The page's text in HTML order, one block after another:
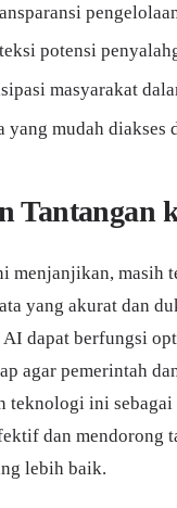
potensi
masyarakat
yang mudah diakses
Tantangan
menjanjikan, masih
yang akurat dan
dapat berfungsi
agar pemerintah
teknologi ini sebagai
dan mendorong
lebih baik.